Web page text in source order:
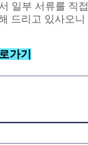
일부 서류를 직접
드리고 있사오니
가기